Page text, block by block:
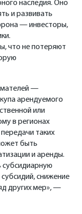
наследия. Оно
и развивать
— инвесторы,
что не потеряют
—
арендуемого
или
в регионах
таких
быть
и аренды.
субсидиарную
снижение
других мер», —